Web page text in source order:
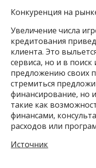
Конкуренция на
Увеличение числа
кредитования
клиента. Это
сервиса, но и в
предложению своих
стремиться
финансирование, но
такие как
финансами,
расходов или
Источник